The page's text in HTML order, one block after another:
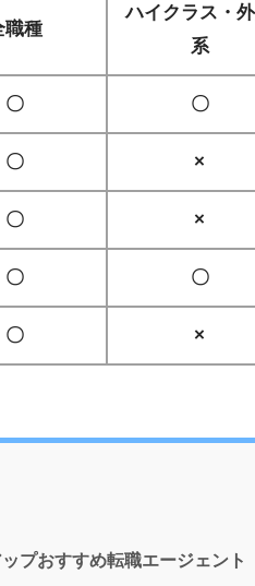
職種
ハイクラス・
系
〇 〇
〇 ×
〇 ×
〇 〇
〇 ×
プおすすめ転職エージェント